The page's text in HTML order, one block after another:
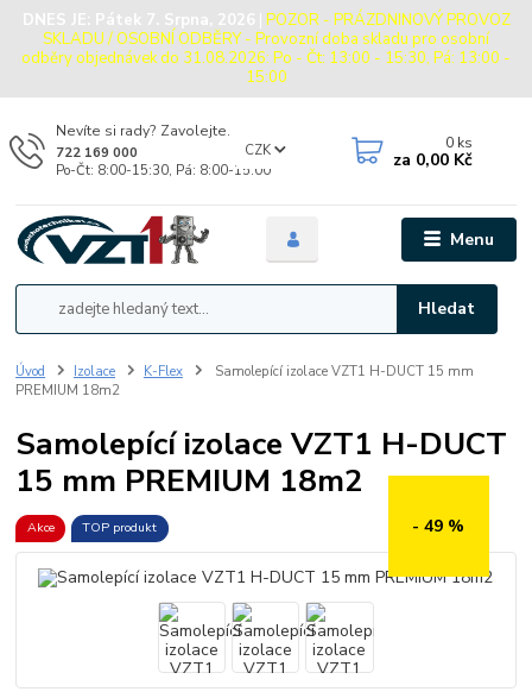
DNES JE: Pátek 7. Srpna, 2026 | POZOR - PRÁZDNINOVÝ PROVOZ
SKLADU / OSOBNÍ ODBĚRY - Provozní doba skladu pro osobní
odběry objednávek do 31.08.2026: Po - Čt: 13:00 - 15:30, Pá: 13:00 -
15:00
Menu
CZK
Hledat
Nevíte si rady? Zavolejte.
722 169 000
Po-Čt: 8:00-15:30, Pá: 8:00-15:00
0 ks
za 0,00 Kč
Úvod Izolace K-Flex
Samolepící izolace VZT1 H-DUCT 15 mm
PREMIUM 18m2
Samolepící izolace VZT1 H-DUCT
15 mm PREMIUM 18m2
Akce TOP produkt - 49 %